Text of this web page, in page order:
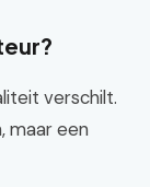
verschilt.
maar een